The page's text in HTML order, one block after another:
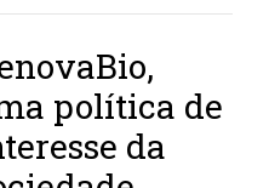
política de
da